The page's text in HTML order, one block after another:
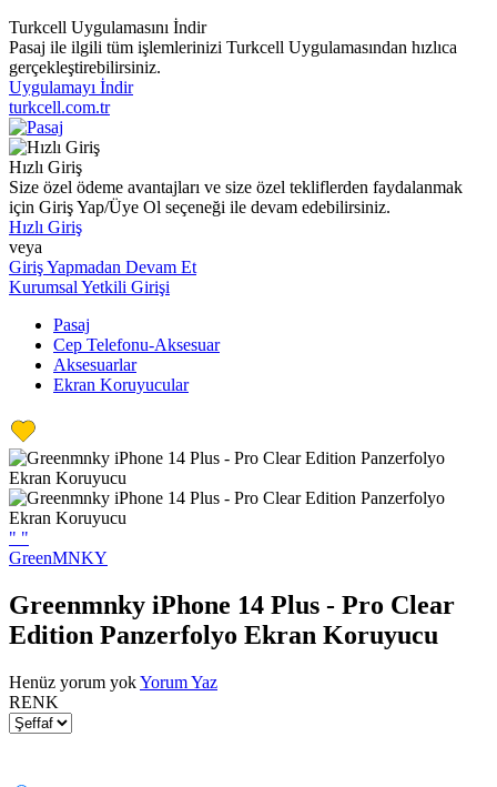
Turkcell Uygulamasını İndir
Pasaj ile ilgili tüm işlemlerinizi Turkcell Uygulamasından hızlıca
gerçekleştirebilirsiniz.
Uygulamayı İndir
turkcell.com.tr
Hızlı Giriş
Size özel ödeme avantajları ve size özel tekliflerden faydalanmak
için Giriş Yap/Üye Ol seçeneği ile devam edebilirsiniz.
Hızlı Giriş
veya
Giriş Yapmadan Devam Et
Kurumsal Yetkili Girişi
Pasaj
Cep Telefonu-Aksesuar
Aksesuarlar
Ekran Koruyucular
" "
GreenMNKY
Greenmnky iPhone 14 Plus - Pro Clear
Edition Panzerfolyo Ekran Koruyucu
Henüz yorum yokYorum Yaz
RENK